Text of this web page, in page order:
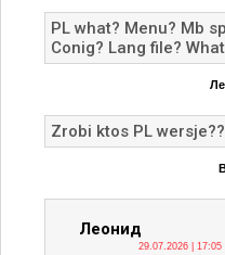
PL what? Menu? Mb
Conig? Lang file?
Zrobi ktos PL wersje??
Леонид
29.07.2026 | 17:05